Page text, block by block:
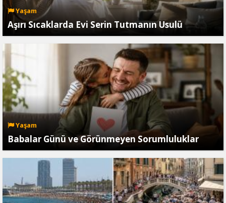
Yaşam
Aşırı Sıcaklarda Evi Serin Tutmanın Usulü
Yaşam
Babalar Günü ve Görünmeyen Sorumluluklar